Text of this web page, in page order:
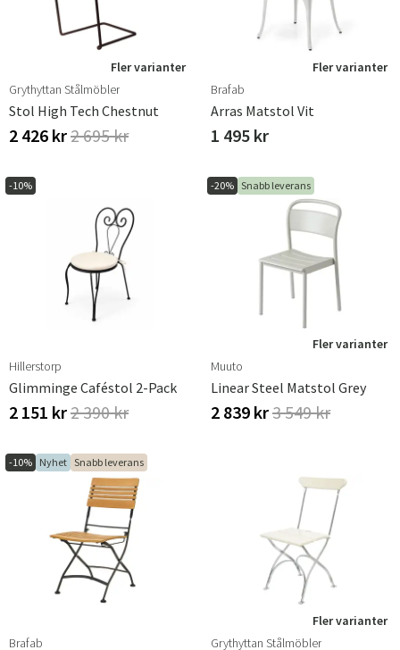
Fler varianter
Grythyttan Stålmöbler
Stol High Tech Chestnut
2 426 kr2 695 kr
Fler varianter
Brafab
Arras Matstol Vit
1 495 kr
-10%
Hillerstorp
Glimminge Caféstol 2-Pack
2 151 kr2 390 kr
-20% Snabb leverans
Fler varianter
Muuto
Linear Steel Matstol Grey
2 839 kr3 549 kr
-10% Nyhet Snabb leverans
Brafab
Fler varianter
Grythyttan Stålmöbler